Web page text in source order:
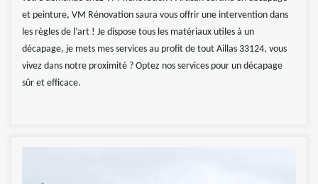
et peinture, VM Rénovation saura vous offrir une intervention dans
les règles de l’art ! Je dispose tous les matériaux utiles à un
décapage, je mets mes services au profit de tout Aillas 33124, vous
vivez dans notre proximité ? Optez nos services pour un décapage
sûr et efficace.